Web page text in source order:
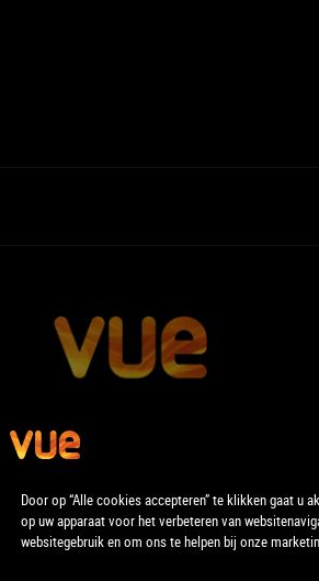
Door op “Alle cookies accepteren” te klikken gaat u
op uw apparaat voor het verbeteren van
websitegebruik en om ons te helpen bij onze